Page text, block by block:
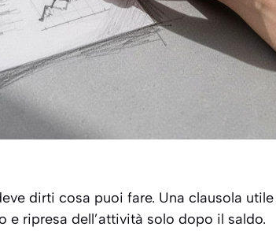
dirti cosa puoi fare. Una clausola utile
ripresa dell’attività solo dopo il saldo.